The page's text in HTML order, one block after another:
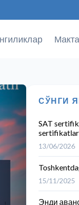
СЎНГИ
SAT
13/06/2026
15/11/2025
Энди